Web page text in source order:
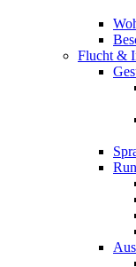
Flucht &